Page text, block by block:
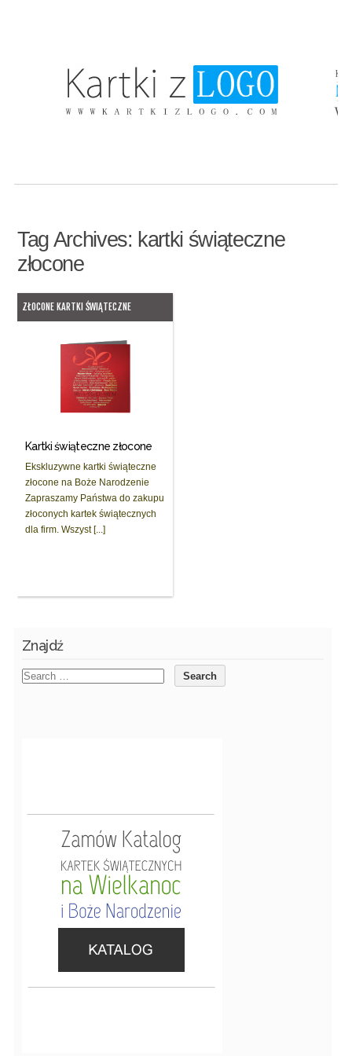
Tag Archives: kartki świąteczne
złocone
ZŁOCONE KARTKI ŚWIĄTECZNE
Kartki świąteczne złocone
Ekskluzywne kartki świąteczne
złocone na Boże Narodzenie
Zapraszamy Państwa do zakupu
złoconych kartek świątecznych
dla firm. Wszyst [...]
Znajdź